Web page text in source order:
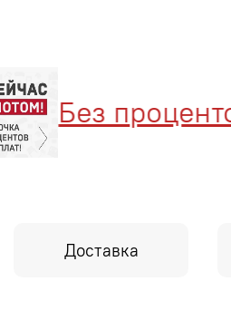
Без
Доставка